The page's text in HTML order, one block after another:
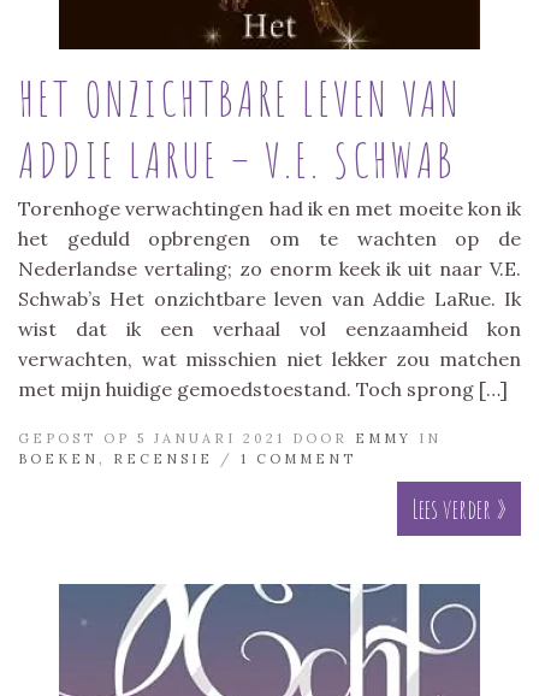
HET ONZICHTBARE LEVEN VAN
ADDIE LARUE – V.E. SCHWAB
Torenhoge verwachtingen had ik en met moeite kon ik
het geduld opbrengen om te wachten op de
Nederlandse vertaling; zo enorm keek ik uit naar V.E.
Schwab’s Het onzichtbare leven van Addie LaRue. Ik
wist dat ik een verhaal vol eenzaamheid kon
verwachten, wat misschien niet lekker zou matchen
met mijn huidige gemoedstoestand. Toch sprong […]
GEPOST OP 5 JANUARI 2021 DOOR EMMY
IN
BOEKEN
RECENSIE / 1 COMMENT
Lees verder »